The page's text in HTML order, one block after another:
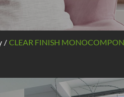
CLEAR FINISH